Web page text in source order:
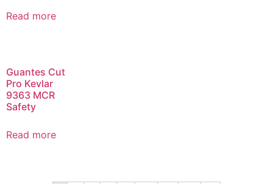
Read more
Guantes Cut
Pro Kevlar
9363 MCR
Safety
Read more